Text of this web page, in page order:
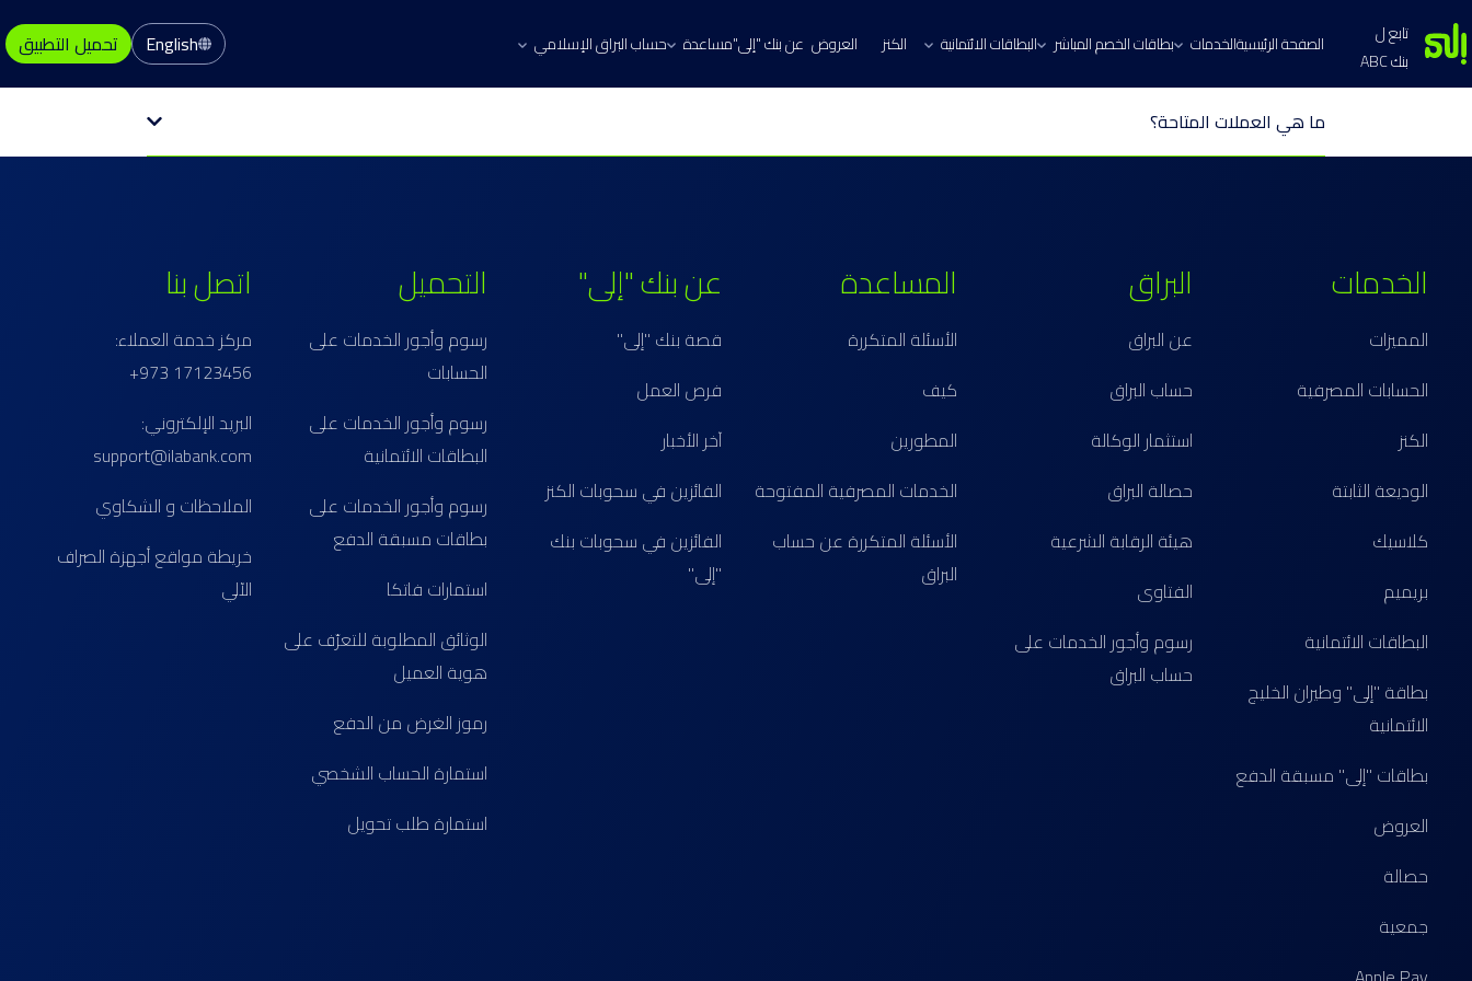
تابع ل
بنك ABC
الصفحة الرئيسيةالخدمات بطاقات الخصم المباشر البطاقات الائتمانية الكنز العروض عن بنك "إلى"مساعدة حساب البراق الإسلامي English تحميل التطبيق
ما هي العملات المتاحة؟
الخدمات
المميزات
الحسابات المصرفية
الكنز
الوديعة الثابتة
كلاسيك
بريميم
البطاقات الائتمانية
بطاقة "إلى" وطيران الخليج
الائتمانية
بطاقات "إلى" مسبقة الدفع
العروض
حصالة
جمعية
البراق
عن البراق
حساب البراق
استثمار الوكالة
حصالة البراق
هيئة الرقابة الشرعية
الفتاوى
رسوم وأجور الخدمات على
حساب البراق
المساعدة
الأسئلة المتكررة
كيف
المطورين
الخدمات المصرفية المفتوحة
الأسئلة المتكررة عن حساب
البراق
عن بنك "إلى"
قصة بنك "إلى"
فرص العمل
آخر الأخبار
الفائزين في سحوبات الكنز
الفائزين في سحوبات بنك
"إلى"
التحميل
رسوم وأجور الخدمات على
الحسابات
رسوم وأجور الخدمات على
البطاقات الائتمانية
رسوم وأجور الخدمات على
بطاقات مسبقة الدفع
استمارات فاتكا
الوثائق المطلوبة للتعرّف على
هوية العميل
رموز الغرض من الدفع
استمارة الحساب الشخصي
استمارة طلب تحويل
اتصل بنا
مركز خدمة العملاء:
17123456 973+
البريد الإلكتروني:
support@ilabank.com
الملاحظات و الشكاوي
خريطة مواقع أجهزة الصراف
الآلي